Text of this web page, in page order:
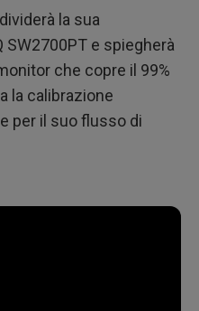
la sua
SW2700PT e spiegherà
che copre il 99%
la calibrazione
per il suo flusso di